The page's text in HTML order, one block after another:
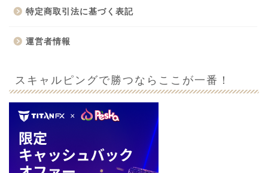
特定商取引法に基づく表記
運営者情報
スキャルピングで勝つならここが一番！